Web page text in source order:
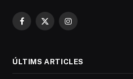
Facebook
X
Instagram
ÚLTIMS ARTICLES